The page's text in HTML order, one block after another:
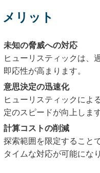
メリット
未知の脅威への対応
ヒューリスティックは、
即応性が高まります。
意思決定の迅速化
ヒューリスティックによ
定のスピードが向上します
計算コストの削減
探索範囲を限定すること
タイムな対応が可能にな